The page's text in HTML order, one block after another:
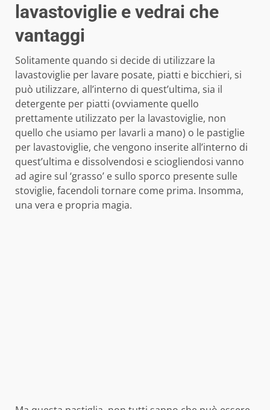
lavastoviglie e vedrai che
vantaggi
Solitamente quando si decide di utilizzare la
lavastoviglie per lavare posate, piatti e bicchieri, si
può utilizzare, all’interno di quest’ultima, sia il
detergente per piatti (ovviamente quello
prettamente utilizzato per la lavastoviglie, non
quello che usiamo per lavarli a mano) o le pastiglie
per lavastoviglie, che vengono inserite all’interno di
quest’ultima e dissolvendosi e sciogliendosi vanno
ad agire sul ‘grasso’ e sullo sporco presente sulle
stoviglie, facendoli tornare come prima. Insomma,
una vera e propria magia.